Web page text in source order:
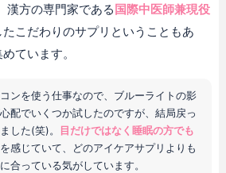
漢方の専門家である 国際中医師兼現役
たこだわりのサプリということもあ
ています。
ンを使う仕事なので、ブルーライトの影
配でいくつか試したのですが、結局戻っ
した(笑)。
目だけではなく睡眠の方でも
を感じていて、どのアイケアサプリよりも
合っている気がしています。